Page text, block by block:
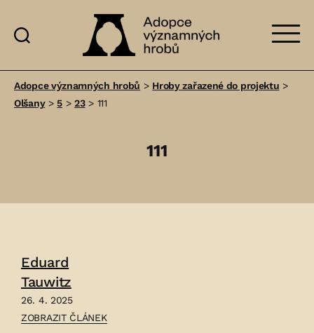
významných
Adopce významných hrobů > Hroby zařazené do projektu >
Olšany>5 >23> 111
111
Eduard
Tauwitz
26. 4. 2025
ČLÁNEK:
ZOBRAZIT ČLÁNEK